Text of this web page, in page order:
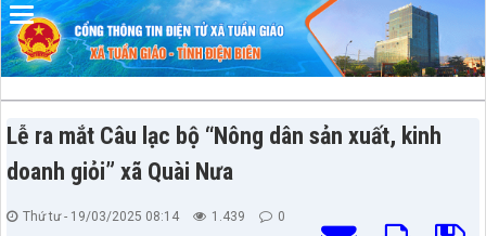
Lễ ra mắt Câu lạc bộ “Nông dân sản xuất, kinh
doanh giỏi” xã Quài Nưa
Thứ tư - 19/03/2025 08:14 1.439 0
Đã kết nối EMC